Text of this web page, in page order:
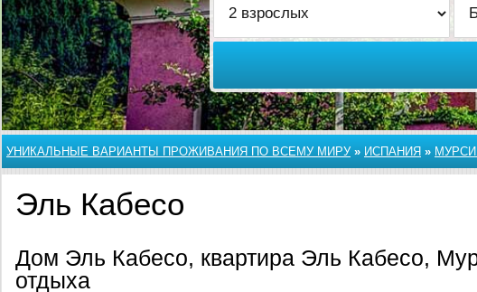
УНИКАЛЬНЫЕ ВАРИАНТЫ ПРОЖИВАНИЯ ПО ВСЕМУ МИРУ» ИСПАНИЯ »
Эль Кабесо
Дом Эль Кабесо, квартира Эль Кабесо,
отдыха